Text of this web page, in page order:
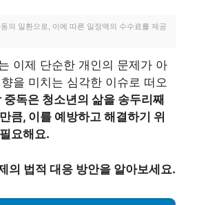
의 일환으로, 이에 따른 일정액의 수수료를 제공
이제 단순한 개인의 문제가 아
을 미치는 심각한 이슈로 떠오
중독은 청소년의 삶을 송두리째
큼, 이를 예방하고 해결하기 위
요해요.
의 법적 대응 방안을 알아보세요.